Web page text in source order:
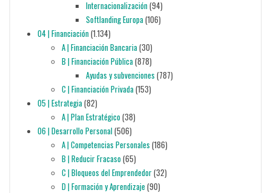
Internacionalización(94)
Softlanding Europa(106)
04 | Financiación(1.134)
A | Financiación Bancaria(30)
B | Financiación Pública(878)
Ayudas y subvenciones (787)
C | Financiación Privada(153)
05 | Estrategia(82)
A | Plan Estratégico(38)
06 | Desarrollo Personal(506)
A | Competencias Personales (186)
B | Reducir Fracaso(65)
C | Bloqueos del Emprendedor(32)
D | Formación y Aprendizaje (90)